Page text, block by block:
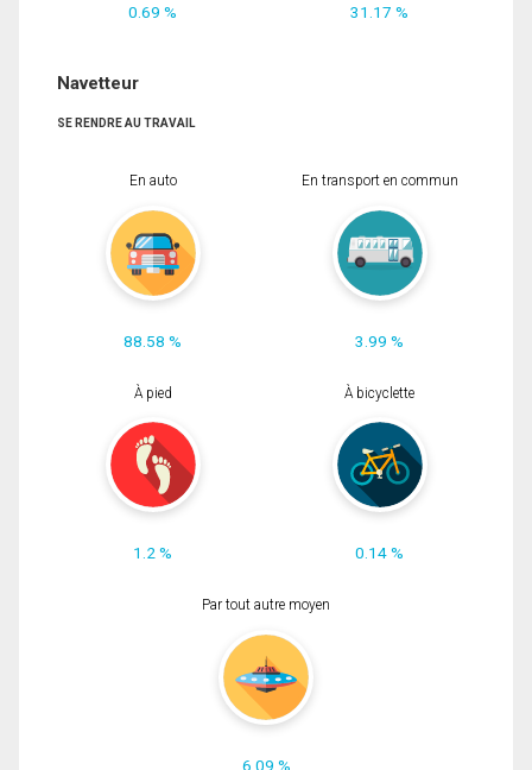
0.69 % 31.17 %
Navetteur
SE RENDRE AU TRAVAIL
En auto
88.58 %
En transport en commun
3.99 %
À pied
1.2 %
À bicyclette
0.14 %
Par tout autre moyen
6.09 %